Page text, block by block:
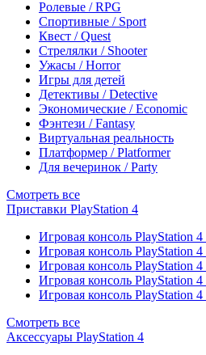
Ролевые / RPG
Спортивные / Sport
Квест / Quest
Стрелялки / Shooter
Ужасы / Horror
Игры для детей
Детективы / Detective
Экономические / Economic
Фэнтези / Fantasy
Виртуальная реальность
Платформер / Platformer
Для вечеринок / Party
Смотреть все
Приставки PlayStation 4
Игровая консоль PlayStation
Игровая консоль PlayStation
Игровая консоль PlayStation
Игровая консоль PlayStation
Игровая консоль PlayStation
Смотреть все
Аксессуары PlayStation 4